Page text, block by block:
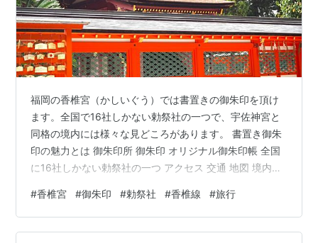
福岡の香椎宮（かしいぐう）では書置きの御朱印を頂け
ます。全国で16社しかない勅祭社の一つで、宇佐神宮と
同格の境内には様々な見どころがあります。 書置き御朱
印の魅力とは 御朱印所 御朱印 オリジナル御朱印帳 全国
に16社しかない勅祭社の一つ アクセス 交通 地図 境内の
橋 二之鳥居 楼門 綾杉（御神木） 勅使館 中門 拝殿 幣殿
本殿（重要文化財） 大楠 古宮 不老水 博多駅で是非立ち
寄って頂きたいうどん屋 このブログのイチオシ記事 御朱
#香椎宮 #御朱印 #勅祭社 #香椎線 #旅行